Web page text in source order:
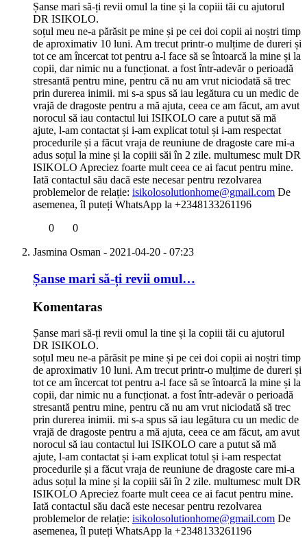
Șanse mari să-ți revii omul la tine și la copiii tăi cu ajutorul
DR ISIKOLO.
soțul meu ne-a părăsit pe mine și pe cei doi copii ai noștri timp
de aproximativ 10 luni. Am trecut printr-o mulțime de dureri și
tot ce am încercat tot pentru a-l face să se întoarcă la mine și la
copii, dar nimic nu a funcționat. a fost într-adevăr o perioadă
stresantă pentru mine, pentru că nu am vrut niciodată să trec
prin durerea inimii. mi s-a spus să iau legătura cu un medic de
vrajă de dragoste pentru a mă ajuta, ceea ce am făcut, am avut
norocul să iau contactul lui ISIKOLO care a putut să mă
ajute, l-am contactat și i-am explicat totul și i-am respectat
procedurile și a făcut vraja de reuniune de dragoste care mi-a
adus soțul la mine și la copiii săi în 2 zile. multumesc mult DR
ISIKOLO Apreciez foarte mult ceea ce ai facut pentru mine.
Iată contactul său dacă este necesar pentru rezolvarea
problemelor de relație: isikolosolutionhome@gmail.com De
asemenea, îl puteți WhatsApp la +2348133261196
0
0
Jasmina Osman - 2021-04-20 - 07:23
Șanse mari să-ți revii omul…
Komentaras
Șanse mari să-ți revii omul la tine și la copiii tăi cu ajutorul
DR ISIKOLO.
soțul meu ne-a părăsit pe mine și pe cei doi copii ai noștri timp
de aproximativ 10 luni. Am trecut printr-o mulțime de dureri și
tot ce am încercat tot pentru a-l face să se întoarcă la mine și la
copii, dar nimic nu a funcționat. a fost într-adevăr o perioadă
stresantă pentru mine, pentru că nu am vrut niciodată să trec
prin durerea inimii. mi s-a spus să iau legătura cu un medic de
vrajă de dragoste pentru a mă ajuta, ceea ce am făcut, am avut
norocul să iau contactul lui ISIKOLO care a putut să mă
ajute, l-am contactat și i-am explicat totul și i-am respectat
procedurile și a făcut vraja de reuniune de dragoste care mi-a
adus soțul la mine și la copiii săi în 2 zile. multumesc mult DR
ISIKOLO Apreciez foarte mult ceea ce ai facut pentru mine.
Iată contactul său dacă este necesar pentru rezolvarea
problemelor de relație: isikolosolutionhome@gmail.com De
asemenea, îl puteți WhatsApp la +2348133261196